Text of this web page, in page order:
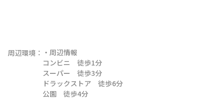
周辺環境： ・周辺情報
コンビニ　徒歩1分
スーパー　徒歩3分
ドラックストア　徒歩6分
公園　徒歩4分